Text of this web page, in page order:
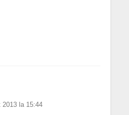
2013 la 15:44